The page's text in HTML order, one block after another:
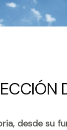
desde su